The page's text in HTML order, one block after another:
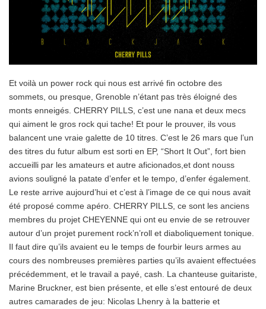
Et voilà un power rock qui nous est arrivé fin octobre des
sommets, ou presque, Grenoble n’étant pas très éloigné des
monts enneigés. CHERRY PILLS, c’est une nana et deux mecs
qui aiment le gros rock qui tache! Et pour le prouver, ils vous
balancent une vraie galette de 10 titres. C’est le 26 mars que l’un
des titres du futur album est sorti en EP, “Short It Out”, fort bien
accueilli par les amateurs et autre aficionados,et dont nouss
avions souligné la patate d’enfer et le tempo, d’enfer également.
Le reste arrive aujourd’hui et c’est à l’image de ce qui nous avait
été proposé comme apéro. CHERRY PILLS, ce sont les anciens
membres du projet CHEYENNE qui ont eu envie de se retrouver
autour d’un projet purement rock’n’roll et diaboliquement tonique.
Il faut dire qu’ils avaient eu le temps de fourbir leurs armes au
cours des nombreuses premières parties qu’ils avaient effectuées
précédemment, et le travail a payé, cash. La chanteuse guitariste,
Marine Bruckner, est bien présente, et elle s’est entouré de deux
autres camarades de jeu: Nicolas Lhenry à la batterie et